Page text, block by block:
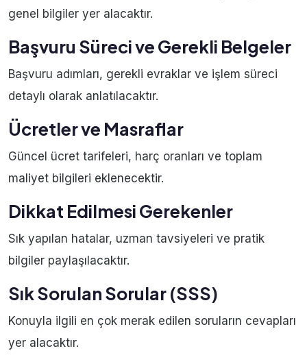
genel bilgiler yer alacaktır.
Başvuru Süreci ve Gerekli Belgeler
Başvuru adımları, gerekli evraklar ve işlem süreci
detaylı olarak anlatılacaktır.
Ücretler ve Masraflar
Güncel ücret tarifeleri, harç oranları ve toplam
maliyet bilgileri eklenecektir.
Dikkat Edilmesi Gerekenler
Sık yapılan hatalar, uzman tavsiyeleri ve pratik
bilgiler paylaşılacaktır.
Sık Sorulan Sorular (SSS)
Konuyla ilgili en çok merak edilen soruların cevapları
yer alacaktır.